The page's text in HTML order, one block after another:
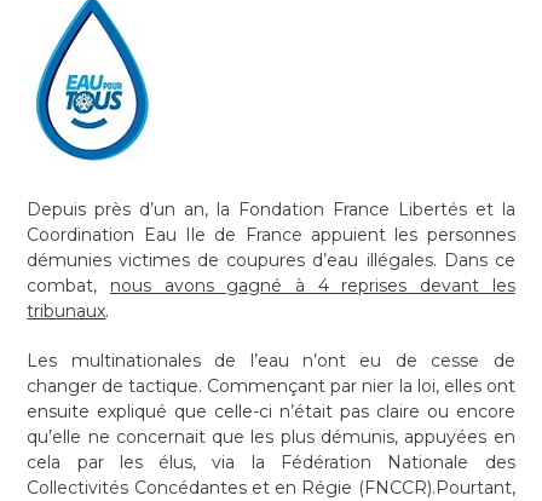
Depuis près d’un an, la Fondation France Libertés et la
Coordination Eau Ile de France appuient les personnes
démunies victimes de coupures d’eau illégales. Dans ce
combat, nous avons gagné à 4 reprises devant les
tribunaux.
Les multinationales de l’eau n’ont eu de cesse de
changer de tactique. Commençant par nier la loi, elles ont
ensuite expliqué que celle-ci n’était pas claire ou encore
qu’elle ne concernait que les plus démunis, appuyées en
cela par les élus, via la Fédération Nationale des
Collectivités Concédantes et en Régie (FNCCR).Pourtant,